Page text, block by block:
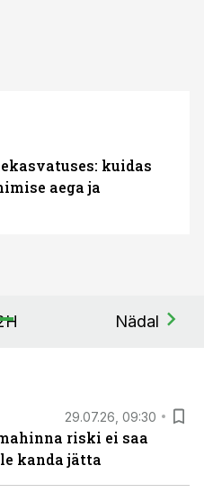
kuidas
aega ja
Nädal
29.07.26, 09:30
riski ei saa
kanda jätta